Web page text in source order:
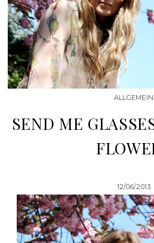
ALLGEMEIN
SEND ME
12/06/2013